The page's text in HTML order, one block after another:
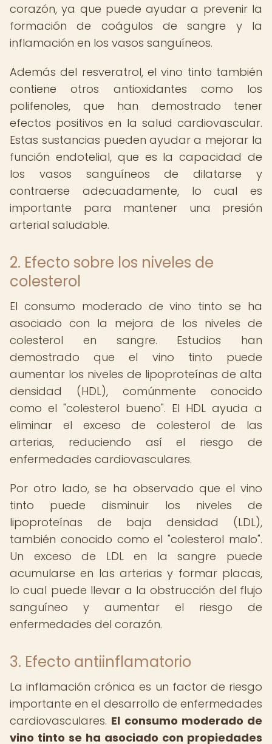
corazón, ya que puede ayudar a prevenir la
formación de coágulos de sangre y la
inflamación en los vasos sanguíneos.
Además del resveratrol, el vino tinto también
contiene otros antioxidantes como los
polifenoles, que han demostrado tener
efectos positivos en la salud cardiovascular.
Estas sustancias pueden ayudar a mejorar la
función endotelial, que es la capacidad de
los vasos sanguíneos de dilatarse y
contraerse adecuadamente, lo cual es
importante para mantener una presión
arterial saludable.
2. Efecto sobre los niveles de
colesterol
El consumo moderado de vino tinto se ha
asociado con la mejora de los niveles de
colesterol en sangre. Estudios han
demostrado que el vino tinto puede
aumentar los niveles de lipoproteínas de alta
densidad (HDL), comúnmente conocido
como el "colesterol bueno". El HDL ayuda a
eliminar el exceso de colesterol de las
arterias, reduciendo así el riesgo de
enfermedades cardiovasculares.
Por otro lado, se ha observado que el vino
tinto puede disminuir los niveles de
lipoproteínas de baja densidad (LDL),
también conocido como el "colesterol malo".
Un exceso de LDL en la sangre puede
acumularse en las arterias y formar placas,
lo cual puede llevar a la obstrucción del flujo
sanguíneo y aumentar el riesgo de
enfermedades del corazón.
3. Efecto antiinflamatorio
La inflamación crónica es un factor de riesgo
importante en el desarrollo de enfermedades
cardiovasculares. El consumo moderado de
vino tinto se ha asociado con propiedades